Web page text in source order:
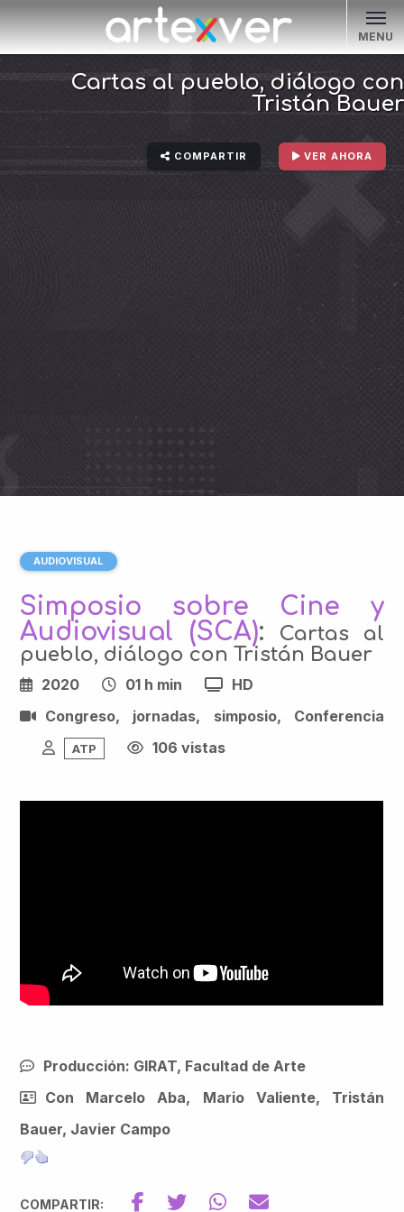
MENU
Cartas al pueblo, diálogo con
Tristán Bauer
VER AHORA
COMPARTIR
AUDIOVISUAL
Simposio sobre Cine y
Audiovisual (SCA): Cartas al
pueblo, diálogo con Tristán Bauer
2020 01 h min
HD
Congreso, jornadas, simposio, Conferencia
ATP 106 vistas
Producción: GIRAT, Facultad de Arte
Con Marcelo Aba, Mario Valiente, Tristán
Bauer, Javier Campo
COMPARTIR: